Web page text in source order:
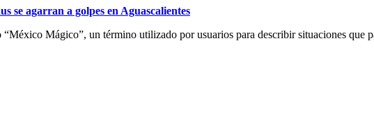
se agarran a golpes en Aguascalientes
Mágico”, un término utilizado por usuarios para describir situaciones que